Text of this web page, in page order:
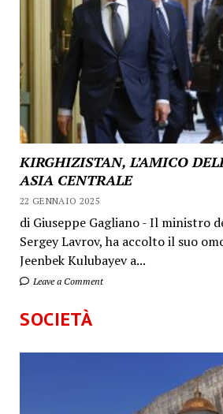
KIRGHIZISTAN, L’AMICO
ASIA CENTRALE
22 GENNAIO 2025
di Giuseppe Gagliano - Il ministro
Sergey Lavrov, ha accolto il suo
Jeenbek Kulubayev a...
Leave a Comment
SOCIETÀ